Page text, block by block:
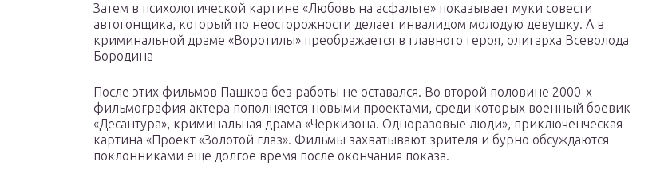
Затем в психологической картине «Любовь на асфальте» показывает муки совести
автогонщика, который по неосторожности делает инвалидом молодую девушку. А в
криминальной драме «Воротилы» преображается в главного героя, олигарха Всеволода
Бородина
После этих фильмов Пашков без работы не оставался. Во второй половине 2000-х
фильмография актера пополняется новыми проектами, среди которых военный боевик
«Десантура», криминальная драма «Черкизона. Одноразовые люди», приключенческая
картина «Проект «Золотой глаз». Фильмы захватывают зрителя и бурно обсуждаются
поклонниками еще долгое время после окончания показа.